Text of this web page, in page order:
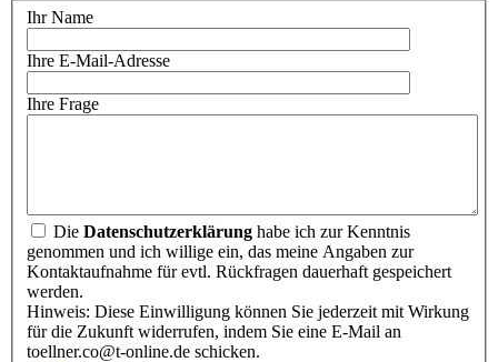
Ihr Name
Ihre E-Mail-Adresse
Ihre Frage
Die Datenschutzerklärung habe ich zur Kenntnis
genommen und ich willige ein, das meine Angaben zur
Kontaktaufnahme für evtl. Rückfragen dauerhaft gespeichert
werden.
Hinweis: Diese Einwilligung können Sie jederzeit mit Wirkung
für die Zukunft widerrufen, indem Sie eine E-Mail an
toellner.co@t-online.de schicken.